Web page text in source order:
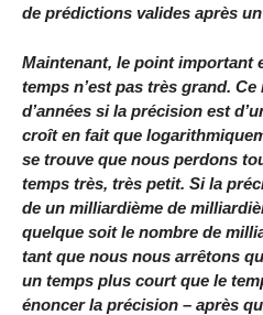
de prédictions valides après
Maintenant, le point important
temps n’est pas très grand.
d’années si la précision est
croît en fait que
se trouve que nous perdons
temps très, très petit. Si la
de un milliardième de
quelque soit le nombre de
tant que nous nous arrêtons
un temps plus court que le
énoncer la précision – après